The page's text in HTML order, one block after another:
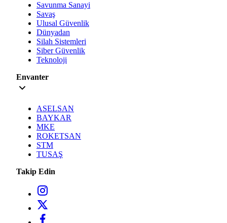
Savunma Sanayi
Savaş
Ulusal Güvenlik
Dünyadan
Silah Sistemleri
Siber Güvenlik
Teknoloji
Envanter
ASELSAN
BAYKAR
MKE
ROKETSAN
STM
TUSAŞ
Takip Edin